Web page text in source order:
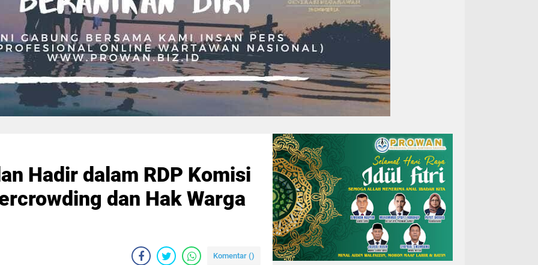
Hadir dalam RDP Komisi
dan Hak Warga
Komentar ()